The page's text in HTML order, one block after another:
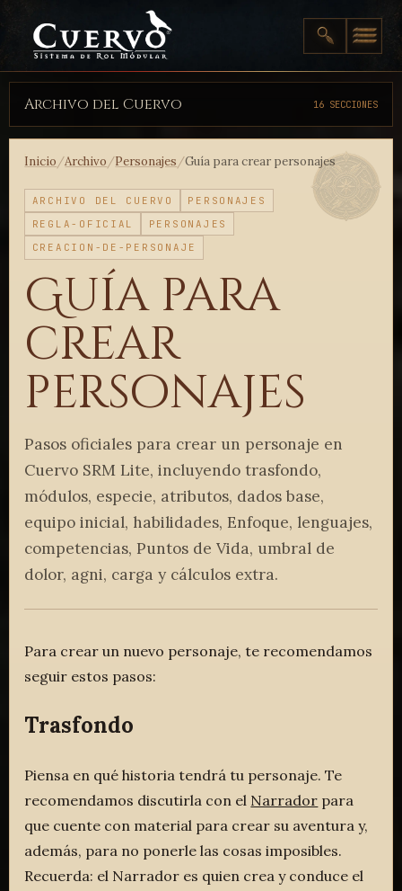
Archivo del Cuervo 16 SECCIONES
Inicio/Archivo/Personajes/Guía para crear personajes
ARCHIVO DEL CUERVO
PERSONAJES
REGLA-OFICIAL
PERSONAJES
CREACION-DE-PERSONAJE
Guía para
crear
personajes
Pasos oficiales para crear un personaje en
Cuervo SRM Lite, incluyendo trasfondo,
módulos, especie, atributos, dados base,
equipo inicial, habilidades, Enfoque, lenguajes,
competencias, Puntos de Vida, umbral de
dolor, agni, carga y cálculos extra.
Para crear un nuevo personaje, te recomendamos
seguir estos pasos:
Trasfondo
Piensa en qué historia tendrá tu personaje. Te
recomendamos discutirla con el Narrador para
que cuente con material para crear su aventura y,
además, para no ponerle las cosas imposibles.
Recuerda: el Narrador es quien crea y conduce el